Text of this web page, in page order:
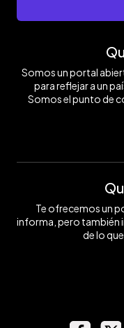
Somos un portal
para reflejar a un
Somos el punto de
Te ofrecemos un
informa, pero también
de lo